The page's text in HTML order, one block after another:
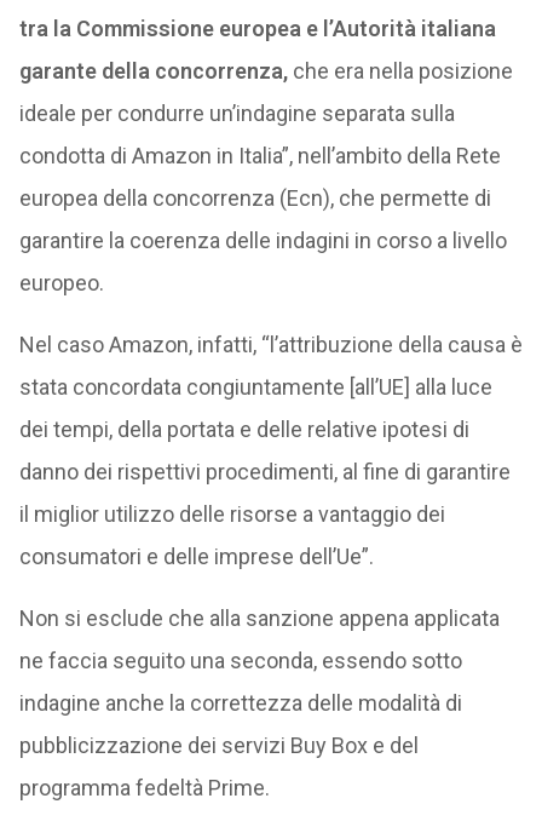
tra la Commissione europea e l’Autorità italiana
garante della concorrenza,che era nella posizione
ideale per condurre un’indagine separata sulla
condotta di Amazon in Italia”, nell’ambito della Rete
europea della concorrenza (Ecn), che permette di
garantire la coerenza delle indagini in corso a livello
europeo.
Nel caso Amazon, infatti, “l’attribuzione della causa è
stata concordata congiuntamente [all’UE] alla luce
dei tempi, della portata e delle relative ipotesi di
danno dei rispettivi procedimenti, al fine di garantire
il miglior utilizzo delle risorse a vantaggio dei
consumatori e delle imprese dell’Ue”.
Non si esclude che alla sanzione appena applicata
ne faccia seguito una seconda, essendo sotto
indagine anche la correttezza delle modalità di
pubblicizzazione dei servizi Buy Box e del
programma fedeltà Prime.